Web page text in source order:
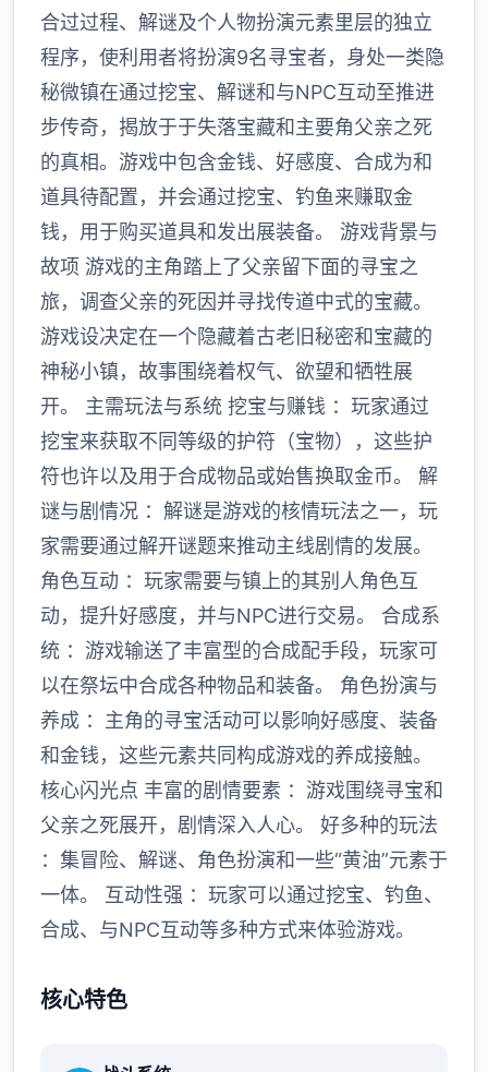
合过过程、解谜及个人物扮演元素里层的独立
程序，使利用者将扮演9名寻宝者，身处一类隐
秘微镇在通过挖宝、解谜和与NPC互动至推进
步传奇，揭放于于失落宝藏和主要角父亲之死
的真相。游戏中包含金钱、好感度、合成为和
道具待配置，并会通过挖宝、钓鱼来赚取金
钱，用于购买道具和发出展装备。 游戏背景与
故项 游戏的主角踏上了父亲留下面的寻宝之
旅，调查父亲的死因并寻找传道中式的宝藏。
游戏设决定在一个隐藏着古老旧秘密和宝藏的
神秘小镇，故事围绕着权气、欲望和牺牲展
开。 主需玩法与系统 挖宝与赚钱 ：玩家通过
挖宝来获取不同等级的护符（宝物），这些护
符也许以及用于合成物品或始售换取金币。 解
谜与剧情况 ：解谜是游戏的核情玩法之一，玩
家需要通过解开谜题来推动主线剧情的发展。
角色互动 ：玩家需要与镇上的其别人角色互
动，提升好感度，并与NPC进行交易。 合成系
统 ：游戏输送了丰富型的合成配手段，玩家可
以在祭坛中合成各种物品和装备。 角色扮演与
养成 ：主角的寻宝活动可以影响好感度、装备
和金钱，这些元素共同构成游戏的养成接触。
核心闪光点 丰富的剧情要素 ：游戏围绕寻宝和
父亲之死展开，剧情深入人心。 好多种的玩法
：集冒险、解谜、角色扮演和一些“黄油”元素于
一体。 互动性强 ：玩家可以通过挖宝、钓鱼、
合成、与NPC互动等多种方式来体验游戏。
核心特色